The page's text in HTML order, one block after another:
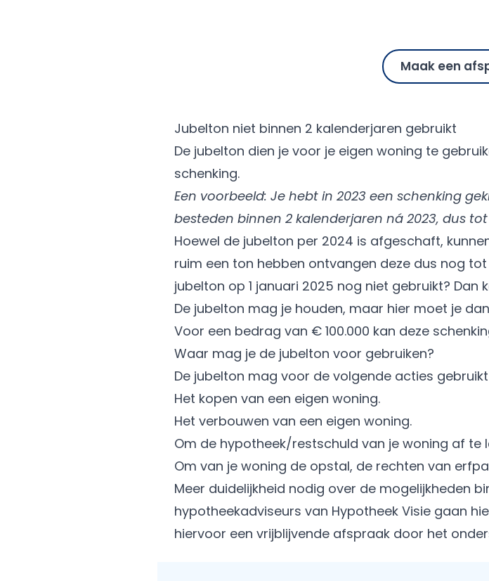
Maak een
Jubelton niet binnen 2 kalenderjaren gebruikt
De jubelton dien je voor je eigen woning te
schenking.
Een voorbeeld: Je hebt in 2023 een schenking
besteden binnen 2 kalenderjaren ná 2023, dus tot
Hoewel de jubelton per 2024 is afgeschaft,
ruim een ton hebben ontvangen deze dus nog
jubelton op 1 januari 2025 nog niet gebruikt?
De jubelton mag je houden, maar hier moet je
Voor een bedrag van € 100.000 kan deze
Waar mag je de jubelton voor gebruiken?
De jubelton mag voor de volgende acties
Het kopen van een eigen woning.
Het verbouwen van een eigen woning.
Om de hypotheek/restschuld van je woning af te
Om van je woning de opstal, de rechten van
Meer duidelijkheid nodig over de mogelijkheden
hypotheekadviseurs van Hypotheek Visie gaan
hiervoor een vrijblijvende afspraak door het